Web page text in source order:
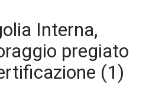
Interna,
pregiato
(1)